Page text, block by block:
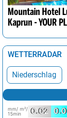
Mountain Hotel
Kaprun - YOUR
WETTERRADAR
Niederschlag
mm/ m²/
15min
0.02